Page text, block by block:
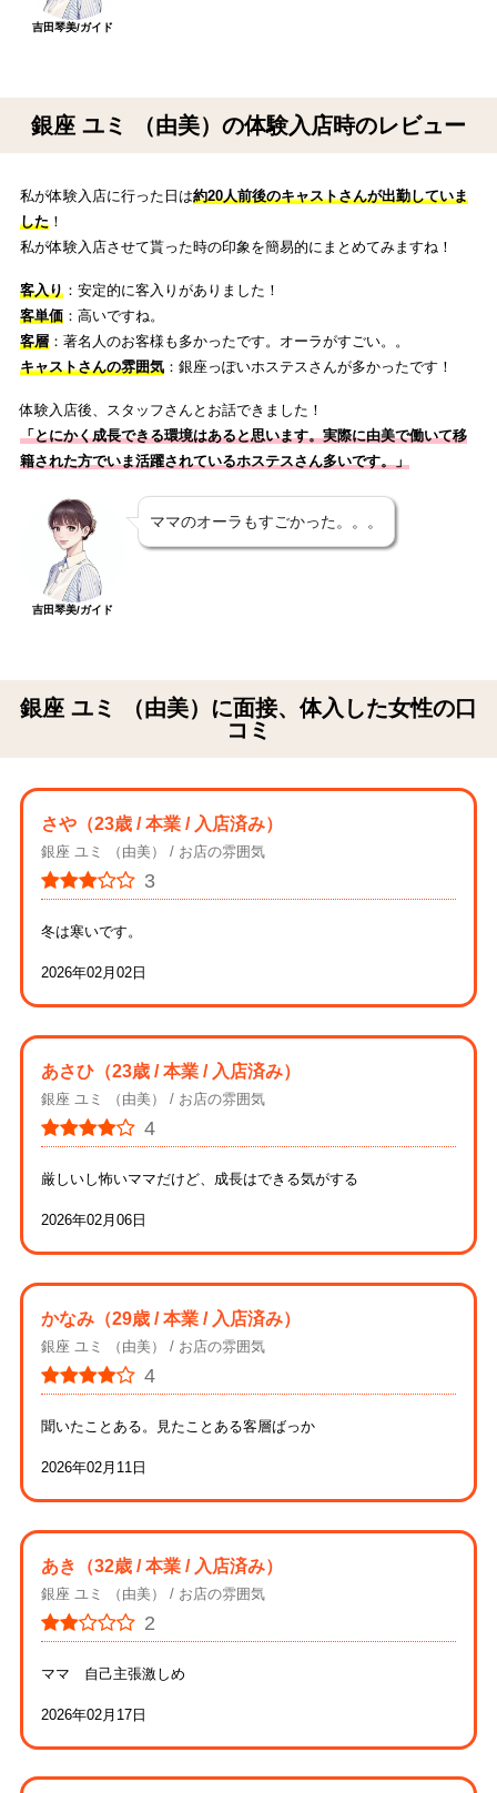
吉田琴美/ガイド
銀座 ユミ （由美）の体験入店時のレビュー
私が体験入店に行った日は約20人前後のキャストさんが出勤していま
した！
私が体験入店させて貰った時の印象を簡易的にまとめてみますね！
客入り：安定的に客入りがありました！
客単価：高いですね。
客層：著名人のお客様も多かったです。オーラがすごい。。
キャストさんの雰囲気：銀座っぽいホステスさんが多かったです！
体験入店後、スタッフさんとお話できました！
「とにかく成長できる環境はあると思います。実際に由美で働いて移
籍された方でいま活躍されているホステスさん多いです。
」
吉田琴美/ガイド
ママのオーラもすごかった。。。
銀座 ユミ （由美）に面接、体入した女性の口
コミ
さや （23歳 / 本業 / 入店済み）
銀座 ユミ （由美） お店の雰囲気
3
冬は寒いです。
2026年02月02日
あさひ （23歳 / 本業 / 入店済み）
銀座 ユミ （由美） お店の雰囲気
4
厳しいし怖いママだけど、成長はできる気がする
2026年02月06日
かなみ （29歳 / 本業 / 入店済み）
銀座 ユミ （由美） お店の雰囲気
4
聞いたことある。見たことある客層ばっか
2026年02月11日
あき （32歳 / 本業 / 入店済み）
銀座 ユミ （由美） お店の雰囲気
2
ママ 自己主張激しめ
2026年02月17日